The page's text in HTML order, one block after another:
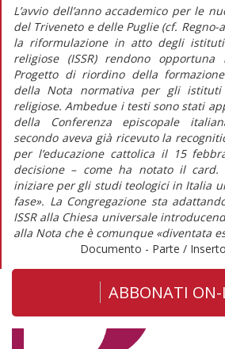
L’avvio dell’anno accademico per le
del Triveneto e delle Puglie (cf. Regno-
la riformulazione in atto degli
religiose (ISSR) rendono
Progetto di riordino della
della Nota normativa per gli
religiose. Ambedue i testi sono stati
della Conferenza episcopale
secondo aveva già ricevuto la
per l’educazione cattolica il 15
decisione – come ha notato il card.
iniziare per gli studi teologici in Italia
fase». La Congregazione sta
ISSR alla Chiesa universale
alla Nota che è comunque «diventata
Documento - Parte /
ABBONATI ON-